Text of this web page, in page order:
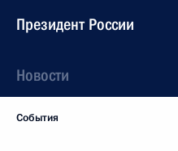
Президент России
Новости
События